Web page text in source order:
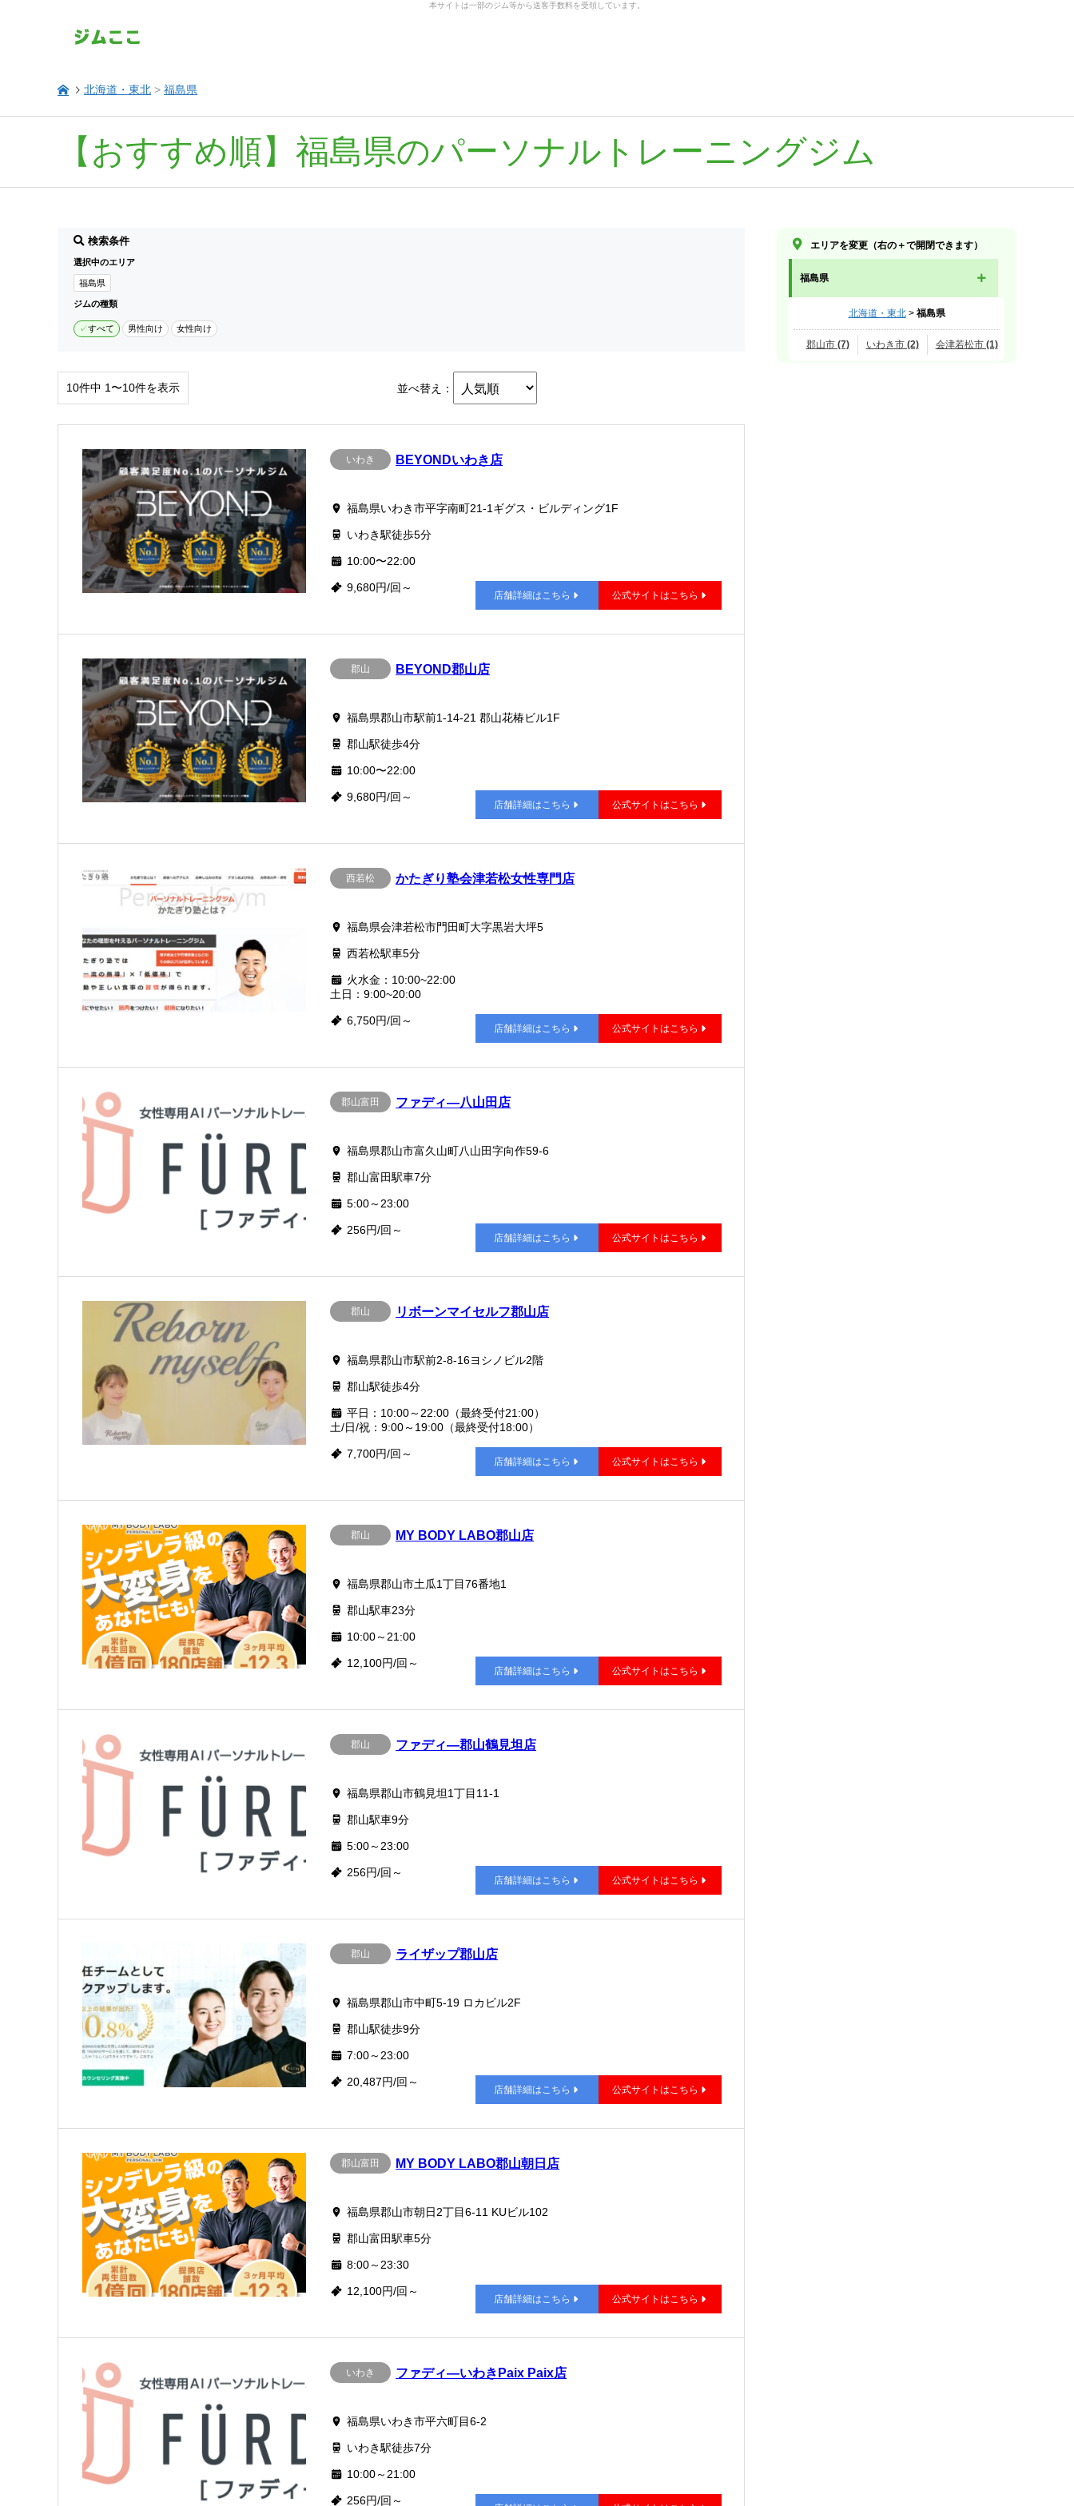
本サイトは一部のジム等から送客手数料を受領しています。
北海道・東北 > 福島県
【おすすめ順】福島県のパーソナルトレーニングジム
検索条件
選択中のエリア
福島県
ジムの種類
すべて 男性向け 女性向け
10件中 1〜10件を表示 並べ替え：
いわき BEYONDいわき店
福島県いわき市平字南町21-1ギグス・ビルディング1F
いわき駅徒歩5分
10:00〜22:00
9,680円/回～
店舗詳細はこちら 公式サイトはこちら
郡山 BEYOND郡山店
福島県郡山市駅前1-14-21 郡山花椿ビル1F
郡山駅徒歩4分
10:00〜22:00
9,680円/回～
店舗詳細はこちら 公式サイトはこちら
西若松 かたぎり塾会津若松女性専門店
福島県会津若松市門田町大字黒岩大坪5
西若松駅車5分
火水金：10:00~22:00
土日：9:00~20:00
6,750円/回～
店舗詳細はこちら 公式サイトはこちら
郡山富田 ファディ―八山田店
福島県郡山市富久山町八山田字向作59-6
郡山富田駅車7分
5:00～23:00
256円/回～
店舗詳細はこちら 公式サイトはこちら
郡山 リボーンマイセルフ郡山店
福島県郡山市駅前2-8-16ヨシノビル2階
郡山駅徒歩4分
平日：10:00～22:00（最終受付21:00）
土/日/祝：9:00～19:00（最終受付18:00）
7,700円/回～
店舗詳細はこちら 公式サイトはこちら
郡山 MY BODY LABO郡山店
福島県郡山市土瓜1丁目76番地1
郡山駅車23分
10:00～21:00
12,100円/回～
店舗詳細はこちら 公式サイトはこちら
郡山 ファディ―郡山鶴見坦店
福島県郡山市鶴見坦1丁目11-1
郡山駅車9分
5:00～23:00
256円/回～
店舗詳細はこちら 公式サイトはこちら
郡山 ライザップ郡山店
福島県郡山市中町5-19 ロカビル2F
郡山駅徒歩9分
7:00～23:00
20,487円/回～
店舗詳細はこちら 公式サイトはこちら
郡山富田 MY BODY LABO郡山朝日店
福島県郡山市朝日2丁目6-11 KUビル102
郡山富田駅車5分
8:00～23:30
12,100円/回～
店舗詳細はこちら 公式サイトはこちら
いわき ファディ―いわきPaix Paix店
福島県いわき市平六町目6-2
いわき駅徒歩7分
10:00～21:00
256円/回～
エリアを変更（右の＋で開閉できます）
福島県
北海道・東北> 福島県
郡山市 (7) いわき市 (2) 会津若松市 (1)